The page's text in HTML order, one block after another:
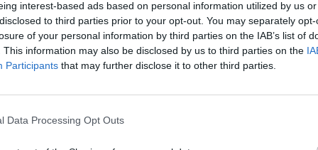
interest-based ads based on personal information utilized by us
to third parties prior to your opt-out. You may separately
of your personal information by third parties on the IAB’s list of
This information may also be disclosed by us to third parties on the
Participants that may further disclose it to other third parties.
Data Processing Opt Outs
i prossimi Mondiali di Turchia. La
monologo della Francia trascinata dal
di quel Tony Parker che ha dato una
sul parquet, con sì e no un paio di
come e perché si diventa
Difficile credere che i presunti
di casa nostra, gonfi nella loro
possano fare tesoro degli insegnamenti.
Trump, Meloni e la strategia